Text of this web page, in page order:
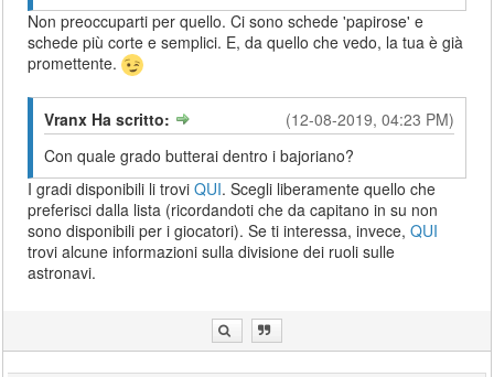
Non preoccuparti per quello. Ci sono schede 'papirose' e
schede più corte e semplici. E, da quello che vedo, la tua è già
promettente.
(12-08-2019, 04:23 PM)
Vranx Ha scritto:
Con quale grado butterai dentro i bajoriano?
I gradi disponibili li troviQUI. Scegli liberamente quello che
preferisci dalla lista (ricordandoti che da capitano in su non
sono disponibili per i giocatori). Se ti interessa, invece,QUI
trovi alcune informazioni sulla divisione dei ruoli sulle
astronavi.